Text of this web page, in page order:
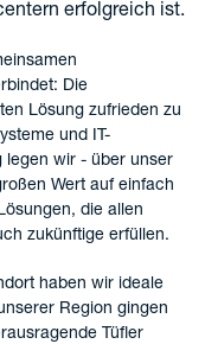
erfolgreich ist.
Die
Lösung zufrieden zu
und IT-
legen wir - über unser
Wert auf einfach
die allen
zukünftige erfüllen.
haben wir ideale
Region gingen
Tüfler